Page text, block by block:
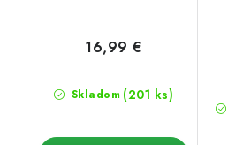
Skladom (201 ks)
16,99 €